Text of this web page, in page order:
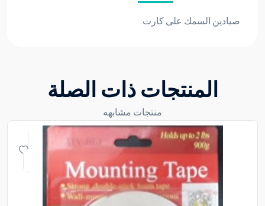
صيادين السمك على كارت
المنتجات ذات الصلة
منتجات مشابهه